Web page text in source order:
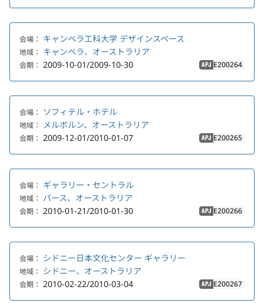
会場： キャンベラ工科大学 デザインスペース
地域： キャンベラ、オーストラリア
会期： 2009-10-01/2009-10-30 APJ E200264
会場： ソフィテル・ホテル
地域： メルボルン、オーストラリア
会期： 2009-12-01/2010-01-07 APJ E200265
会場： ギャラリー・セントラル
地域： パース、オーストラリア
会期： 2010-01-21/2010-01-30 APJ E200266
会場： シドニー日本文化センター ギャラリー
地域： シドニー、オーストラリア
会期： 2010-02-22/2010-03-04 APJ E200267